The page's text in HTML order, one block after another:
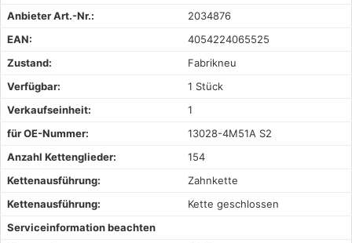
Anbieter Art.-Nr.:
2034876
EAN:
4054224065525
Zustand:
Fabrikneu
Verfügbar:
1 Stück
Verkaufseinheit:
1
für OE-Nummer:
13028-4M51A S2
Anzahl Kettenglieder:
154
Kettenausführung:
Zahnkette
Kettenausführung:
Kette geschlossen
Serviceinformation beachten